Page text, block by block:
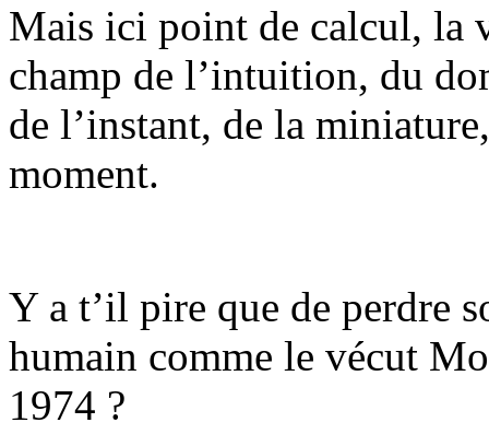
Mais ici point de calcul, la
champ de l’intuition, du
de l’instant, de la
moment.
Y a t’il pire que de perdre
humain comme le vécut
1974 ?